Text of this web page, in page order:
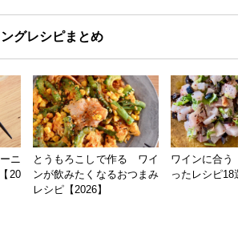
グレシピまとめ
ニ
20
とうもろこしで作る ワイ
ンが飲みたくなるおつまみ
レシピ【2026】
ワインに合う
ったレシピ18